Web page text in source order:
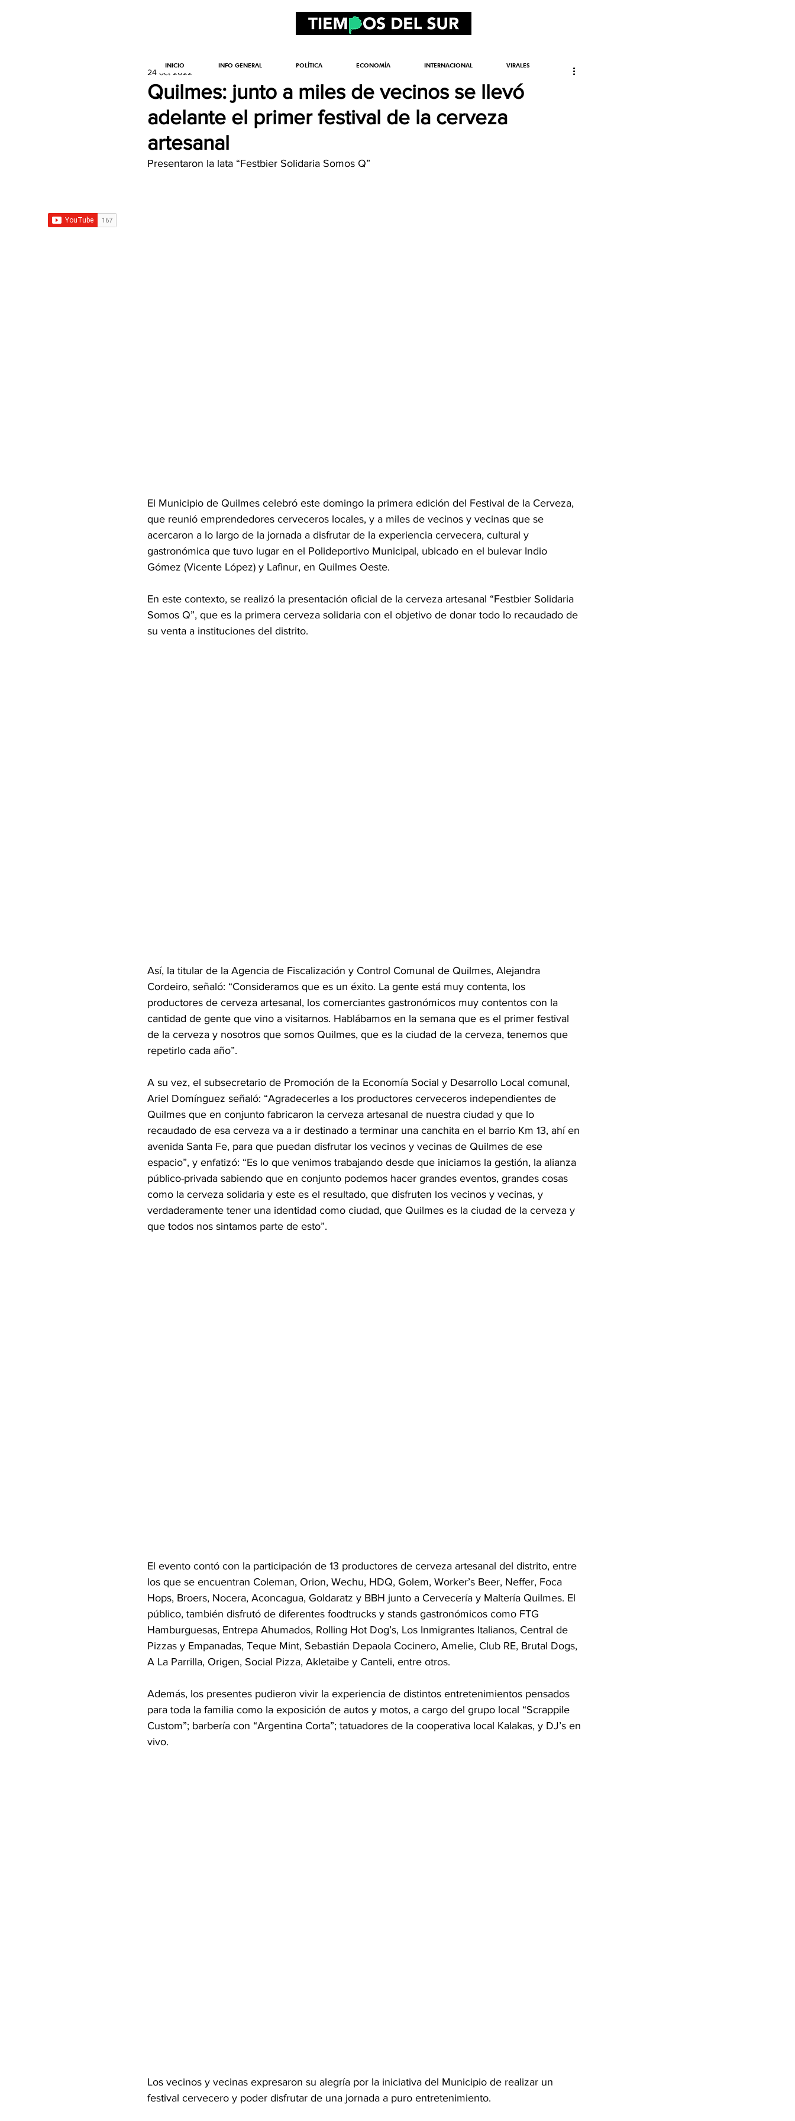
Quilmes: junto a miles de vecinos se llevó
adelante el primer festival de la cerveza
artesanal
24 oct 2022
Presentaron la lata “Festbier Solidaria Somos Q”
El Municipio de Quilmes celebró este domingo la primera edición del Festival de la Cerveza,
que reunió emprendedores cerveceros locales, y a miles de vecinos y vecinas que se
acercaron a lo largo de la jornada a disfrutar de la experiencia cervecera, cultural y
gastronómica que tuvo lugar en el Polideportivo Municipal, ubicado en el bulevar Indio
Gómez (Vicente López) y Lafinur, en Quilmes Oeste.
En este contexto, se realizó la presentación oficial de la cerveza artesanal “Festbier Solidaria
Somos Q”, que es la primera cerveza solidaria con el objetivo de donar todo lo recaudado de
su venta a instituciones del distrito.
Así, la titular de la Agencia de Fiscalización y Control Comunal de Quilmes, Alejandra
Cordeiro, señaló: “Consideramos que es un éxito. La gente está muy contenta, los
productores de cerveza artesanal, los comerciantes gastronómicos muy contentos con la
cantidad de gente que vino a visitarnos. Hablábamos en la semana que es el primer festival
de la cerveza y nosotros que somos Quilmes, que es la ciudad de la cerveza, tenemos que
repetirlo cada año”.
A su vez, el subsecretario de Promoción de la Economía Social y Desarrollo Local comunal,
Ariel Domínguez señaló: “Agradecerles a los productores cerveceros independientes de
Quilmes que en conjunto fabricaron la cerveza artesanal de nuestra ciudad y que lo
recaudado de esa cerveza va a ir destinado a terminar una canchita en el barrio Km 13, ahí en
avenida Santa Fe, para que puedan disfrutar los vecinos y vecinas de Quilmes de ese
espacio”, y enfatizó: “Es lo que venimos trabajando desde que iniciamos la gestión, la alianza
público-privada sabiendo que en conjunto podemos hacer grandes eventos, grandes cosas
como la cerveza solidaria y este es el resultado, que disfruten los vecinos y vecinas, y
verdaderamente tener una identidad como ciudad, que Quilmes es la ciudad de la cerveza y
que todos nos sintamos parte de esto”.
El evento contó con la participación de 13 productores de cerveza artesanal del distrito, entre
los que se encuentran Coleman, Orion, Wechu, HDQ, Golem, Worker’s Beer, Neffer, Foca
Hops, Broers, Nocera, Aconcagua, Goldaratz y BBH junto a Cervecería y Maltería Quilmes. El
público, también disfrutó de diferentes foodtrucks y stands gastronómicos como FTG
Hamburguesas, Entrepa Ahumados, Rolling Hot Dog’s, Los Inmigrantes Italianos, Central de
Pizzas y Empanadas, Teque Mint, Sebastián Depaola Cocinero, Amelie, Club RE, Brutal Dogs,
A La Parrilla, Origen, Social Pizza, Akletaibe y Canteli, entre otros.
Además, los presentes pudieron vivir la experiencia de distintos entretenimientos pensados
para toda la familia como la exposición de autos y motos, a cargo del grupo local “Scrappile
Custom”; barbería con “Argentina Corta”; tatuadores de la cooperativa local Kalakas, y DJ’s en
vivo.
Los vecinos y vecinas expresaron su alegría por la iniciativa del Municipio de realizar un
festival cervecero y poder disfrutar de una jornada a puro entretenimiento.
INICIO INFO GENERAL POLÍTICA ECONOMÍA INTERNACIONAL VIRALES